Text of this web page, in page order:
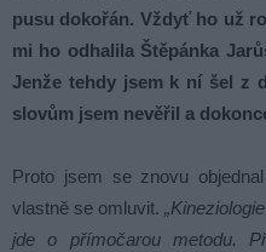
pusu dokořán. Vždyť ho už
mi ho odhalila Štěpánka
Jenže tehdy jsem k ní šel z
slovům jsem nevěřil a
Proto jsem se znovu
vlastně se omluvit.
jde o přímočarou metodu.